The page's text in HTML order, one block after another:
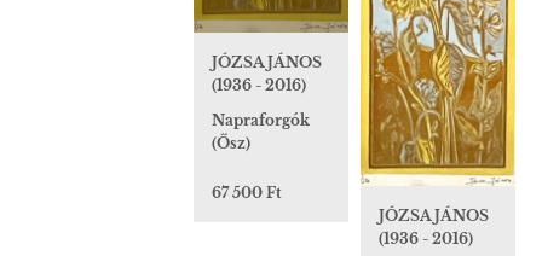
JÓZSA JÁNOS
(1936 - 2016)
Napraforgók
(Ősz)
67 500 Ft
JÓZSA JÁNOS
(1936 - 2016)